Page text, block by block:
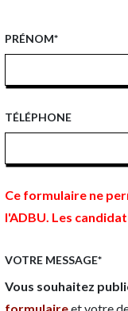
PRÉNOM*
TÉLÉPHONE
Ce formulaire ne
l'ADBU. Les
VOTRE MESSAGE*
Vous souhaitez